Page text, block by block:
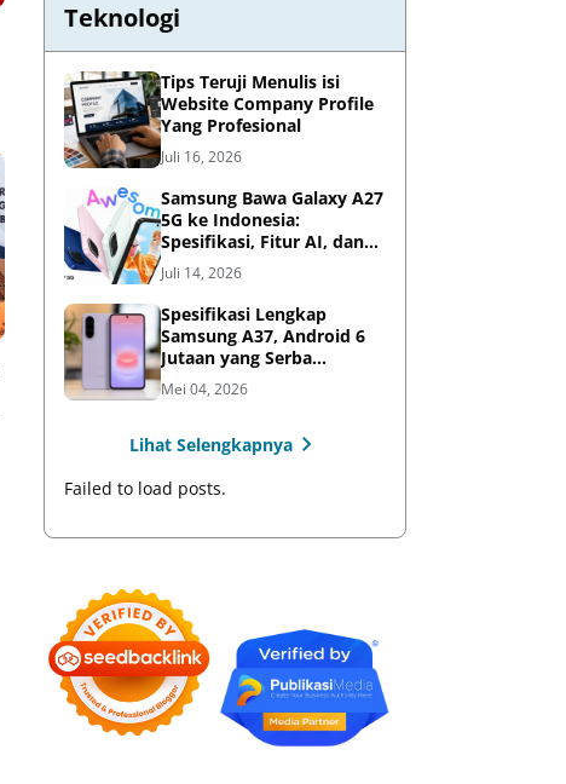
Teknologi
Tips Teruji Menulis isi
Website Company Profile
Yang Profesional
Juli 16, 2026
Samsung Bawa Galaxy A27
5G ke Indonesia:
Spesifikasi, Fitur AI, dan
Harga Resmi
Juli 14, 2026
Spesifikasi Lengkap
Samsung A37, Android 6
Jutaan yang Serba
Lengkap
Mei 04, 2026
Lihat Selengkapnya
Failed to load posts.